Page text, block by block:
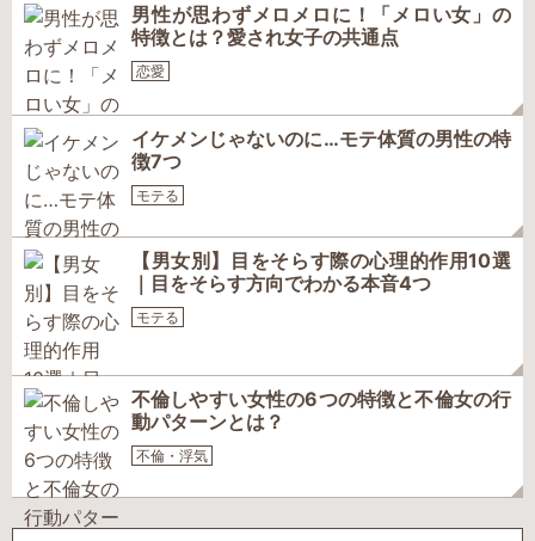
男性が思わずメロメロに！「メロい女」の
特徴とは？愛され女子の共通点
恋愛
イケメンじゃないのに…モテ体質の男性の特
徴7つ
モテる
【男女別】目をそらす際の心理的作用10選
｜目をそらす方向でわかる本音4つ
モテる
不倫しやすい女性の6つの特徴と不倫女の行
動パターンとは？
不倫・浮気